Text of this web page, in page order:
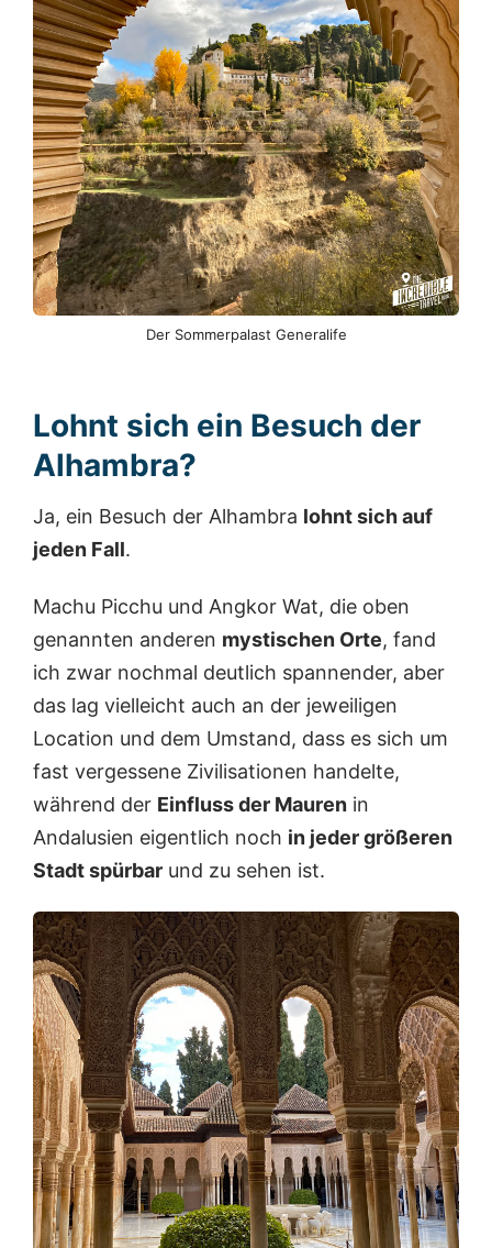
Der Sommerpalast Generalife
Lohnt sich ein Besuch der
Alhambra?
Ja, ein Besuch der Alhambra lohnt sich auf
jeden Fall.
Machu Picchu und Angkor Wat, die oben
genannten anderen mystischen Orte, fand
ich zwar nochmal deutlich spannender, aber
das lag vielleicht auch an der jeweiligen
Location und dem Umstand, dass es sich um
fast vergessene Zivilisationen handelte,
während der Einfluss der Mauren in
Andalusien eigentlich noch in jeder größeren
Stadt spürbar und zu sehen ist.